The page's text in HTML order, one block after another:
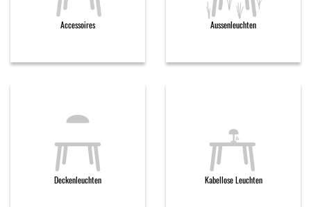
Accessoires Aussenleuchten
Deckenleuchten Kabellose Leuchten